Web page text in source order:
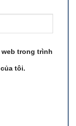
trong trình
tôi.